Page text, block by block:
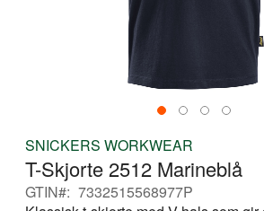
begynnelsen
SNICKERS WORKWEAR
T-Skjorte 2512 Marineblå
GTIN
7332515568977P